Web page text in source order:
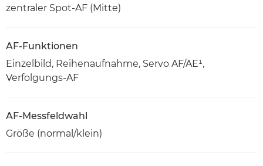
zentraler Spot-AF (Mitte)
AF-Funktionen
Einzelbild, Reihenaufnahme, Servo AF/AE¹,
Verfolgungs-AF
AF-Messfeldwahl
Größe (normal/klein)